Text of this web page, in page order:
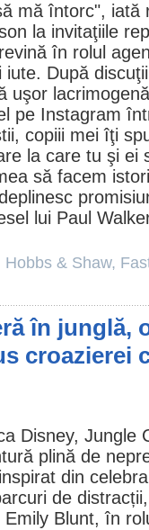
mă întorc", iată
la invitaţiile
în rolul
iute. După
uşor
pe Instagram
copiii mei îţi
la care tu şi ei
să facem
lui Paul
& Shaw,
în junglă,
croazierei
Disney, Jungle
plină de
din
de
Emily Blunt, în